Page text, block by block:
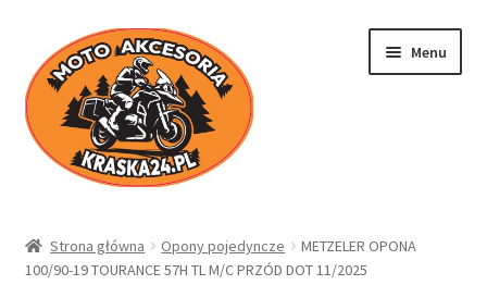
Przejdź
do
nawigacji
Przejdź
do
treści
Menu
Sklep
Strona główna Opony pojedyncze
METZELER OPONA
100/90-19 TOURANCE 57H TL M/C PRZÓD DOT 11/2025